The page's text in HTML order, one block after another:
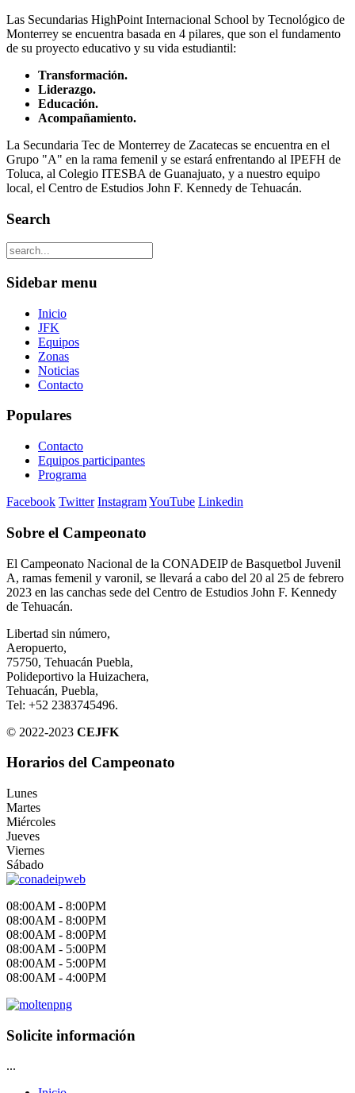
Las Secundarias HighPoint Internacional School by Tecnológico de
Monterrey se encuentra basada en 4 pilares, que son el fundamento
de su proyecto educativo y su vida estudiantil:
Transformación.
Liderazgo.
Educación.
Acompañamiento.
La Secundaria Tec de Monterrey de Zacatecas se encuentra en el
Grupo "A" en la rama femenil y se estará enfrentando al IPEFH de
Toluca, al Colegio ITESBA de Guanajuato, y a nuestro equipo
local, el Centro de Estudios John F. Kennedy de Tehuacán.
Search
Sidebar menu
Inicio
JFK
Equipos
Zonas
Noticias
Contacto
Populares
Contacto
Equipos participantes
Programa
Facebook Twitter InstagramYouTube Linkedin
Sobre el Campeonato
El Campeonato Nacional de la CONADEIP de Basquetbol Juvenil
A, ramas femenil y varonil, se llevará a cabo del 20 al 25 de febrero
2023 en las canchas sede del Centro de Estudios John F. Kennedy
de Tehuacán.
Libertad sin número,
Aeropuerto,
75750, Tehuacán Puebla,
Polideportivo la Huizachera,
Tehuacán, Puebla,
Tel: +52 2383745496.
© 2022-2023 CEJFK
Horarios del Campeonato
Lunes
Martes
Miércoles
Jueves
Viernes
Sábado
08:00AM - 8:00PM
08:00AM - 8:00PM
08:00AM - 8:00PM
08:00AM - 5:00PM
08:00AM - 5:00PM
08:00AM - 4:00PM
Solicite información
...